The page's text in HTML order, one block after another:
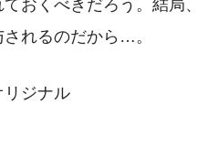
れるのだから…。
リジナル